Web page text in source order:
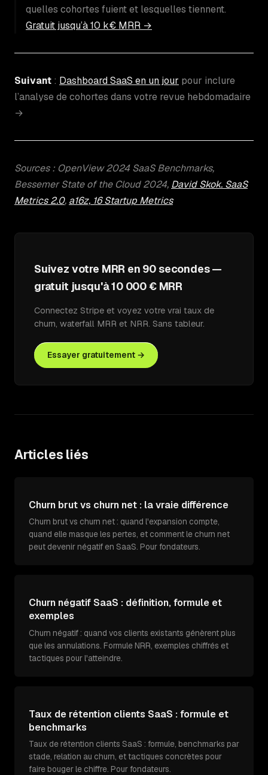
quelles cohortes fuient et lesquelles tiennent.
Gratuit jusqu’à 10 k€ MRR →
Suivant : Dashboard SaaS en un jour pour inclure
l’analyse de cohortes dans votre revue hebdomadaire
→
Sources : OpenView 2024 SaaS Benchmarks,
Bessemer State of the Cloud 2024, David Skok. SaaS
Metrics 2.0, a16z, 16 Startup Metrics
Suivez votre MRR en 90 secondes —
gratuit jusqu'à 10 000 € MRR
Connectez Stripe et voyez votre vrai taux de
churn, waterfall MRR et NRR. Sans tableur.
Essayer gratuitement →
Articles liés
Churn brut vs churn net : la vraie différence
Churn brut vs churn net : quand l'expansion compte,
quand elle masque les pertes, et comment le churn net
peut devenir négatif en SaaS. Pour fondateurs.
Churn négatif SaaS : définition, formule et
exemples
Churn négatif : quand vos clients existants génèrent plus
que les annulations. Formule NRR, exemples chiffrés et
tactiques pour l'atteindre.
Taux de rétention clients SaaS : formule et
benchmarks
Taux de rétention clients SaaS : formule, benchmarks par
stade, relation au churn, et tactiques concrètes pour
faire bouger le chiffre. Pour fondateurs.